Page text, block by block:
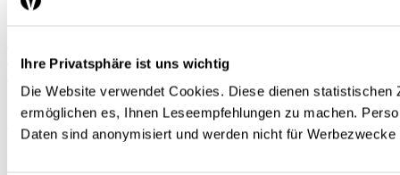
Ihre Privatsphäre ist uns wichtig
Die Website verwendet Cookies. Diese dienen statistischen
ermöglichen es, Ihnen Leseempfehlungen zu machen.
Daten sind anonymisiert und werden nicht für Werbezwecke
de risque et la dépréciation réelle anticipée sont calculés à partir des
Source : Bacchetta et al. (2021), Consensus Economics, Jordà et al.
(2015), Refinitiv, IMF International Financial Statistics, KOF